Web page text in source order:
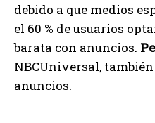
debido a que medios
el 60 % de usuarios
barata con anuncios.
NBCUniversal,
anuncios.